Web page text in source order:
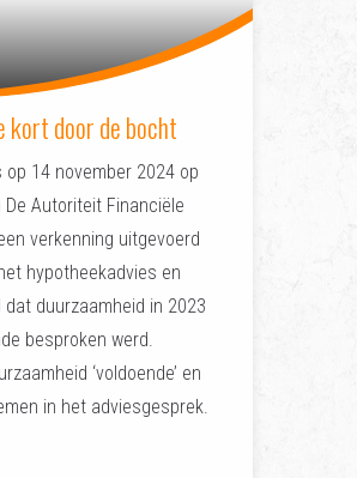
kort door de bocht
14 november 2024 op
Autoriteit Financiële
verkenning uitgevoerd
hypotheekadvies en
duurzaamheid in 2023
besproken werd.
‘voldoende’ en
in het adviesgesprek.